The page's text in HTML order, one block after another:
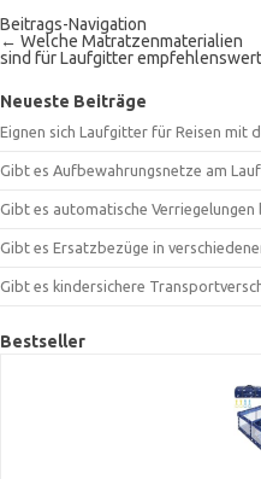
Beitrags-Navigation
← Welche Matratzenmaterialien
sind für Laufgitter
Neueste Beiträge
Eignen sich Laufgitter für Reisen mit
Gibt es Aufbewahrungsnetze am
Gibt es automatische Verriegelungen
Gibt es Ersatzbezüge in
Gibt es kindersichere
Bestseller